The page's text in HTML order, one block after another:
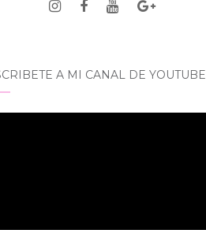
A MI CANAL DE YOUTUBE